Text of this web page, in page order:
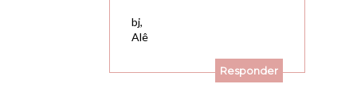
bj,
Alê
Responder